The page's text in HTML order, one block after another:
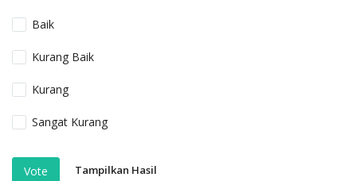
Baik
Kurang Baik
Kurang
Sangat Kurang
Vote Tampilkan Hasil